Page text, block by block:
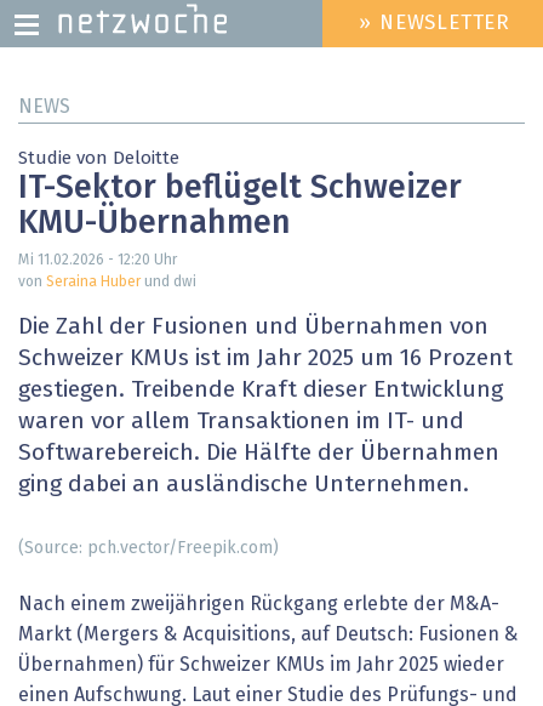
zum
HEADER
MENU
» NEWSLETTER
NEWS
Studie von Deloitte
IT-Sektor beflügelt Schweizer
KMU-Übernahmen
Mi 11.02.2026 - 12:20 Uhr
von Seraina Huberund dwi
Die Zahl der Fusionen und Übernahmen von
Schweizer KMUs ist im Jahr 2025 um 16 Prozent
gestiegen. Treibende Kraft dieser Entwicklung
waren vor allem Transaktionen im IT- und
Softwarebereich. Die Hälfte der Übernahmen
ging dabei an ausländische Unternehmen.
(Source: pch.vector/Freepik.com)
Nach einem zweijährigen Rückgang erlebte der M&A-
Markt (Mergers & Acquisitions, auf Deutsch: Fusionen &
Übernahmen) für Schweizer KMUs im Jahr 2025 wieder
einen Aufschwung. Laut einer Studie des Prüfungs- und